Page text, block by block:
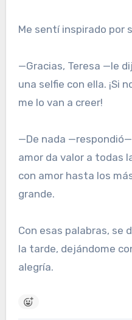
Me sentí inspirado por
—Gracias, Teresa —le
una selfie con ella. ¡Si
me lo van a creer!
—De nada
amor da valor a todas
con amor hasta los
grande.
Con esas palabras, se
la tarde, dejándome
alegría.